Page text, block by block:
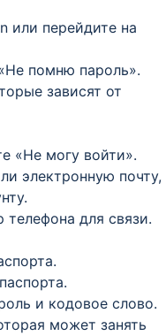
или перейдите на
помню пароль».
зависят от
«Не могу войти».
электронную почту,
для связи.
и кодовое слово.
может занять